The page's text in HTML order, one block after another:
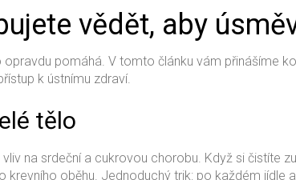
vědět, aby
pomáhá. V tomto článku vám přinášíme
k ústnímu zdraví.
tělo
na srdeční a cukrovou chorobu. Když si čistíte
oběhu. Jednoduchý trik: po každém jídle